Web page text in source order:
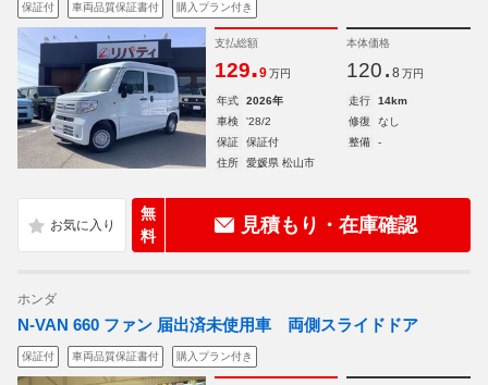
保証付 車両品質保証書付 購入プラン付き
支払総額
129.9 万円
本体価格
120. 8 万円
年式 2026年 走行
14km
車検
'28/2 修復
なし
保証
保証付 整備
-
住所
愛媛県 松山市
無
料
見積もり・在庫確認
ホンダ
N-VAN 660 ファン 届出済未使用車 両側スライドドア
保証付 車両品質保証書付 購入プラン付き